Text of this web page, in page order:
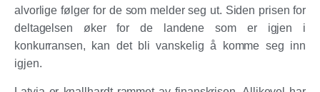
alvorlige følger for de som melder seg ut. Siden prisen for
deltagelsen øker for de landene som er igjen i
konkurransen, kan det bli vanskelig å komme seg inn
igjen.